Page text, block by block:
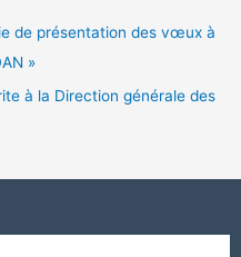
de présentation des vœux à
»
à la Direction générale des